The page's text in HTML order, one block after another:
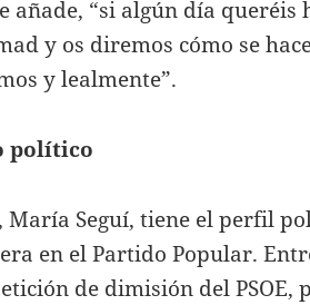
añade, “si algún día queréis
y os diremos cómo se
y lealmente”.
político
Seguí, tiene el perfil
en el Partido Popular.
de dimisión del PSOE,